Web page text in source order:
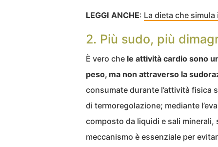
LEGGI ANCHE: La dieta che
2. Più sudo, più
È vero che le attività cardio sono
peso, ma non attraverso la
consumate durante l’attività fisica
di termoregolazione; mediante
composto da liquidi e sali minerali,
meccanismo è essenziale per